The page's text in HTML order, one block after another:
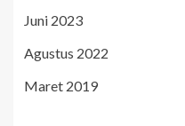
Juni 2023
Agustus 2022
Maret 2019